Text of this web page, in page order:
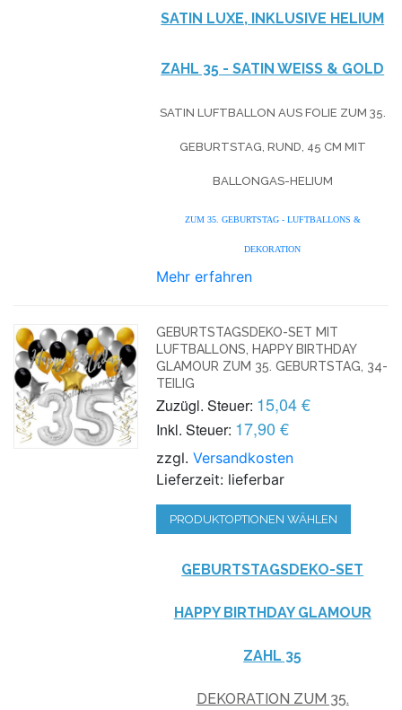
SATIN LUXE, INKLUSIVE HELIUM
ZAHL 35 - SATIN WEISS & GOLD
SATIN LUFTBALLON AUS FOLIE ZUM 35.
GEBURTSTAG, RUND, 45 CM MIT
BALLONGAS-HELIUM
ZUM 35. GEBURTSTAG - LUFTBALLONS &
DEKORATION
Mehr erfahren
GEBURTSTAGSDEKO-SET MIT
LUFTBALLONS, HAPPY BIRTHDAY
GLAMOUR ZUM 35. GEBURTSTAG, 34-
TEILIG
Zuzügl. Steuer: 15,04 €
Inkl. Steuer: 17,90 €
zzgl.Versandkosten
Lieferzeit: lieferbar
PRODUKTOPTIONEN WÄHLEN
GEBURTSTAGSDEKO-SET
HAPPY BIRTHDAY GLAMOUR
ZAHL 35
DEKORATION ZUM 35.